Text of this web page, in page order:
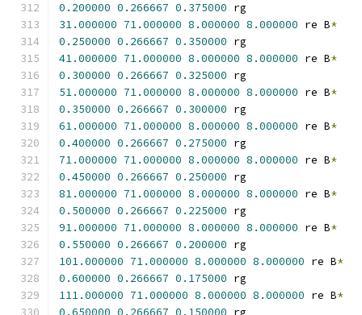
0.200000 0.266667 0.375000 rg
31.000000 71.000000 8.000000 8.000000 re B*
0.250000 0.266667 0.350000 rg
41.000000 71.000000 8.000000 8.000000 re B*
0.300000 0.266667 0.325000 rg
51.000000 71.000000 8.000000 8.000000 re B*
0.350000 0.266667 0.300000 rg
61.000000 71.000000 8.000000 8.000000 re B*
0.400000 0.266667 0.275000 rg
71.000000 71.000000 8.000000 8.000000 re B*
0.450000 0.266667 0.250000 rg
81.000000 71.000000 8.000000 8.000000 re B*
0.500000 0.266667 0.225000 rg
91.000000 71.000000 8.000000 8.000000 re B*
0.550000 0.266667 0.200000 rg
101.000000 71.000000 8.000000 8.000000 re B*
0.600000 0.266667 0.175000 rg
111.000000 71.000000 8.000000 8.000000 re B*
0.650000 0.266667 0.150000 rg